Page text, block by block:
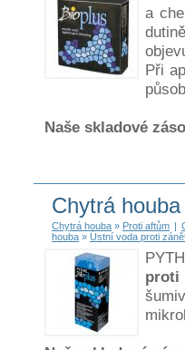
a
Při
Naše skladové
Chytrá
Chytrá houba » Proti aftům |
houba »Ústní voda proti
proti